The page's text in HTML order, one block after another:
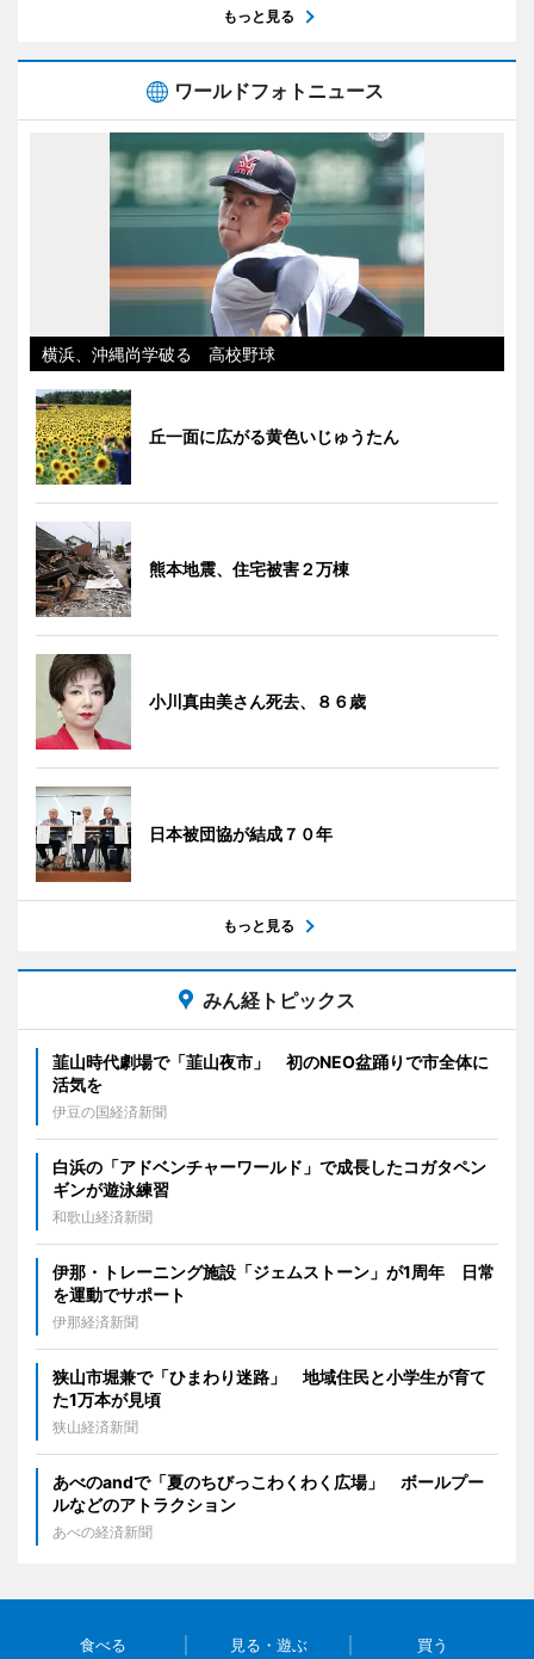
もっと見る
ワールドフォトニュース
横浜、沖縄尚学破る 高校野球
丘一面に広がる黄色いじゅうたん
熊本地震、住宅被害２万棟
小川真由美さん死去、８６歳
日本被団協が結成７０年
もっと見る
みん経トピックス
韮山時代劇場で「韮山夜市」 初のNEO盆踊りで市全体に
活気を
伊豆の国経済新聞
白浜の「アドベンチャーワールド」で成長したコガタペン
ギンが遊泳練習
和歌山経済新聞
伊那・トレーニング施設「ジェムストーン」が1周年 日常
を運動でサポート
伊那経済新聞
狭山市堀兼で「ひまわり迷路」 地域住民と小学生が育て
た1万本が見頃
狭山経済新聞
あべのandで「夏のちびっこわくわく広場」 ボールプー
ルなどのアトラクション
あべの経済新聞
食べる 見る・遊ぶ 買う